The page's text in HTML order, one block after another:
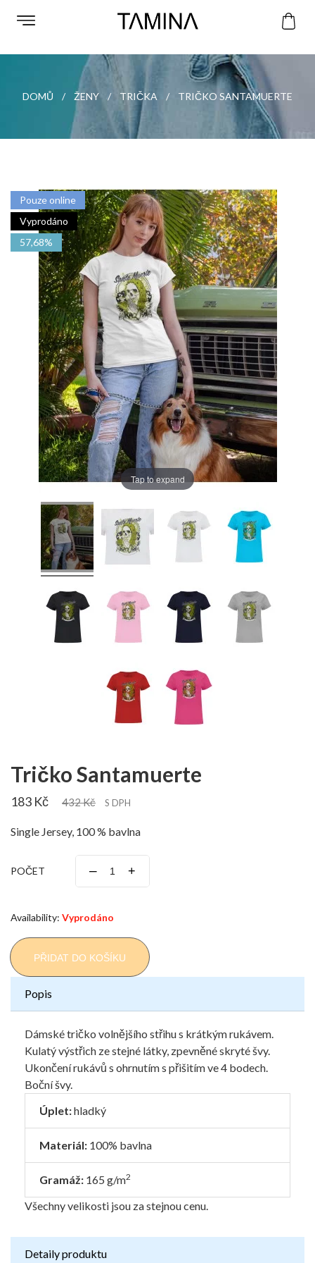
DOMŮ ŽENY TRIČKA TRIČKO SANTAMUERTE
Pouze online
Vyprodáno
57,68%
Tap to expand
Tričko Santamuerte
183 Kč 432 Kč S DPH
Single Jersey, 100 % bavlna
POČET – +
Availability: Vyprodáno
PŘIDAT DO KOŠÍKU
Popis
Dámské tričko volnějšího střihu s krátkým rukávem.
Kulatý výstřich ze stejné látky, zpevněné skryté švy.
Ukončení rukávů s ohrnutím s přišitím ve 4 bodech.
Boční švy.
Úplet:hladký
Materiál: 100% bavlna
Gramáž: 165 g/m2
Všechny velikosti jsou za stejnou cenu.
Detaily produktu